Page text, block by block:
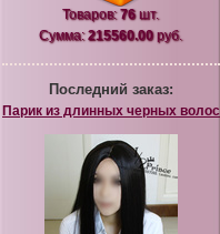
Товаров:76шт.
Сумма:215560.00руб.
Последний заказ:
Парик из длинных черных волос